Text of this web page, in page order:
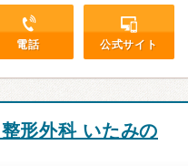
電話 公式サイト
形外科 いたみの